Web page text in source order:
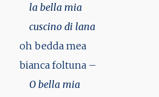
la bella mia
cuscino di lana
oh bedda mea
bianca foltuna –
O bella mia